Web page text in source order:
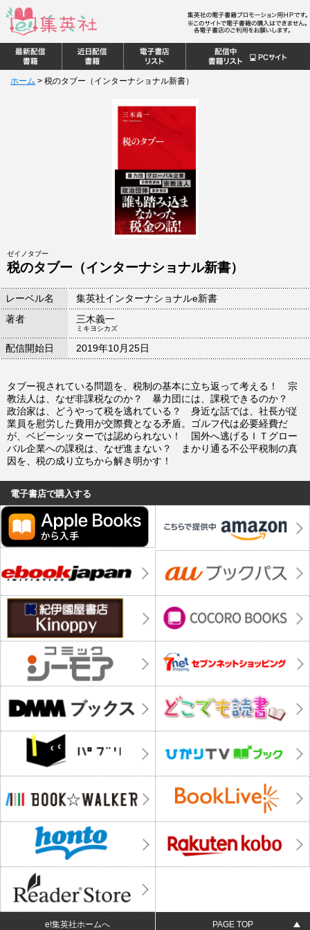
ホーム > 税のタブー（インターナショナル新書）
ゼイノタブー
税のタブー（インターナショナル新書）
レーベル名
集英社インターナショナルe新書
著者
三木義一
ミキヨシカズ
配信開始日 2019年10月25日
タブー視されている問題を、税制の基本に立ち返って考える！ 宗
教法人は、なぜ非課税なのか？ 暴力団には、課税できるのか？
政治家は、どうやって税を逃れている？ 身近な話では、社長が従
業員を慰労した費用が交際費となる矛盾。ゴルフ代は必要経費だ
が、ベビーシッターでは認められない！ 国外へ逃げるＩＴグロー
バル企業への課税は、なぜ進まない？ まかり通る不公平税制の真
因を、税の成り立ちから解き明かす！
電子書店で購入する
e!集英社ホームへ PAGE TOP